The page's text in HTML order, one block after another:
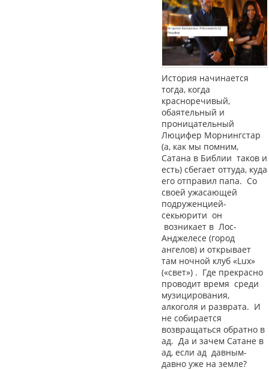
История начинается
тогда, когда
красноречивый,
обаятельный и
проницательный
Люцифер Морнингстар
(а, как мы помним,
Сатана в Библии таков и
есть) сбегает оттуда, куда
его отправил папа. Со
своей ужасающей
подруженцией-
секьюрити он
возникает в Лос-
Анджелесе (город
ангелов) и открывает
там ночной клуб «Lux»
(«свет») . Где прекрасно
проводит время среди
музицирования,
алкоголя и разврата. И
не собирается
возвращаться обратно в
ад. Да и зачем Сатане в
ад, если ад давным-
давно уже на земле?